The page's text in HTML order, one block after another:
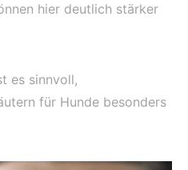
hier deutlich stärker
es sinnvoll,
für Hunde besonders